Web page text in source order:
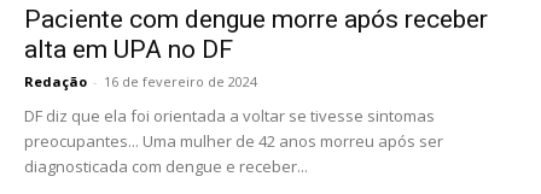
Paciente com dengue morre após receber
alta em UPA no DF
Redação - 16 de fevereiro de 2024
DF diz que ela foi orientada a voltar se tivesse sintomas
preocupantes... Uma mulher de 42 anos morreu após ser
diagnosticada com dengue e receber...